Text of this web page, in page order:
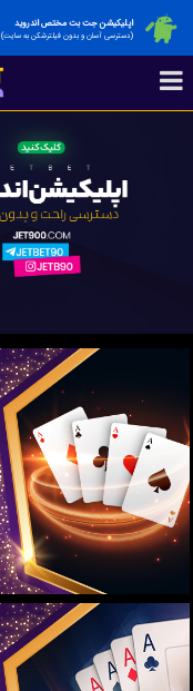
اپلیکیشن جت بت مختص اندروید
(دسترسی آسان و بدون فیلترشکن به سایت)